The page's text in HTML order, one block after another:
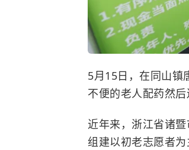
5月15日，在同山镇
不便的老人配药然后
近年来，浙江省诸
组建以初老志愿者